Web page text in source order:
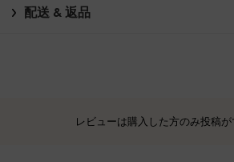
配送 & 返品
レビューは購入した方のみ投稿が